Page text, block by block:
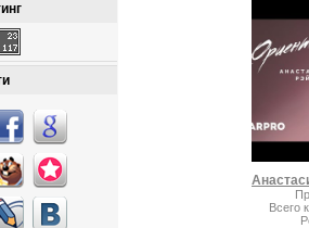
Всего